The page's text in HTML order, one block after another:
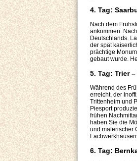
4. Tag:
Nach dem
ankommen.
Deutschlands.
der spät
prächtige
gebaut wurde.
5. Tag: Trier
Während des
erreicht, der
Trittenheim und
Piesport
frühen
haben Sie die
und malerischer
6. Tag: